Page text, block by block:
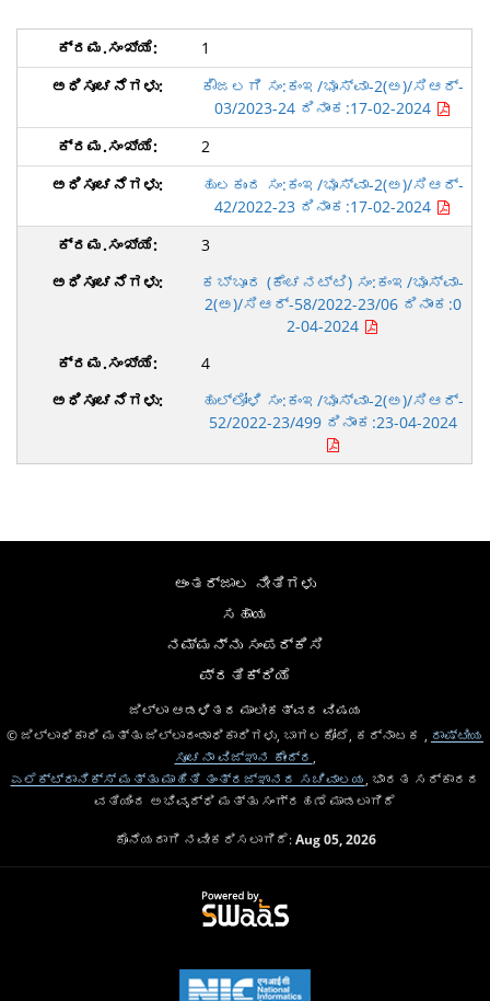
1
ಕೌಜಲಗಿ ಸಂ:ಕಂಇ/ಭೂಸ್ವಾ-2(ಅ)/ಸಿಆರ್-
03/2023-24 ದಿನಾಂಕ:17-02-2024
2
ಹುಲಕುಂದ ಸಂ:ಕಂಇ/ಭೂಸ್ವಾ-2(ಅ)/ಸಿಆರ್-
42/2022-23 ದಿನಾಂಕ:17-02-2024
3
ಕಬ್ಬೂರ (ಕೆಂಚನಟ್ಟಿ) ಸಂ:ಕಂಇ/ಭೂಸ್ವಾ-
2(ಅ)/ಸಿಆರ್-58/2022-23/06 ದಿನಾಂಕ:0
2-04-2024
4
ಹುಲ್ಲೋಳಿ ಸಂ:ಕಂಇ/ಭೂಸ್ವಾ-2(ಅ)/ಸಿಆರ್-
52/2022-23/499 ದಿನಾಂಕ:23-04-2024
ಅಂತರ್ಜಾಲ ನೀತಿಗಳು
ಸಹಾಯ
ನಮ್ಮನ್ನು ಸಂಪರ್ಕಿಸಿ
ಪ್ರತಿಕ್ರಿಯೆ
ಜಿಲ್ಲಾ ಆಡಳಿತದ ಮಾಲೀಕತ್ವದ ವಿಷಯ
© ಜಿಲ್ಲಾಧಿಕಾರಿ ಮತ್ತು ಜಿಲ್ಲಾದಂಡಾಧಿಕಾರಿಗಳು, ಬಾಗಲಕೋಟೆ, ಕರ್ನಾಟಕ ,
ರಾಷ್ಟೀಯ
ಸೂಚನಾ ವಿಜ್ಞಾನ ಕೇಂದ್ರ
ಎಲೆಕ್ಟ್ರಾನಿಕ್ಸ್ ಮತ್ತು ಮಾಹಿತಿ ತಂತ್ರಜ್ಞಾನದ ಸಚಿವಾಲಯ , ಭಾರತ ಸರ್ಕಾರದ
ವತಿಯಿಂದ ಅಭಿವೃದ್ಧಿ ಮತ್ತು ಸಂಗ್ರಹಣೆ ಮಾಡಲಾಗಿದೆ
ಕೊನೆಯದಾಗಿ ನವೀಕರಿಸಲಾಗಿದೆ:Aug 05, 2026